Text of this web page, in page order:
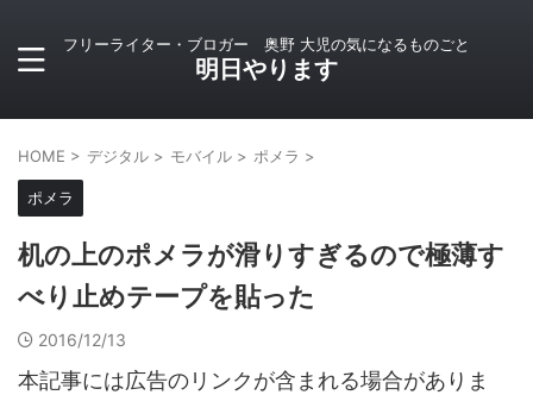
フリーライター・ブロガー 奥野 大児の気になるものごと
明日やります
HOME > デジタル > モバイル > ポメラ >
ポメラ
机の上のポメラが滑りすぎるので極薄す
べり止めテープを貼った
2016/12/13
本記事には広告のリンクが含まれる場合がありま